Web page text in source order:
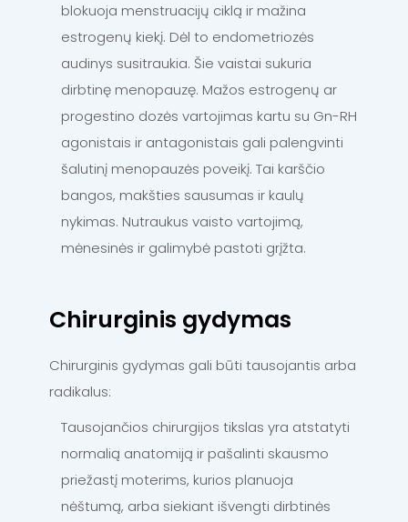
blokuoja menstruacijų ciklą ir mažina
estrogenų kiekį. Dėl to endometriozės
audinys susitraukia. Šie vaistai sukuria
dirbtinę menopauzę. Mažos estrogenų ar
progestino dozės vartojimas kartu su Gn-RH
agonistais ir antagonistais gali palengvinti
šalutinį menopauzės poveikį. Tai karščio
bangos, makšties sausumas ir kaulų
nykimas. Nutraukus vaisto vartojimą,
mėnesinės ir galimybė pastoti grįžta.
Chirurginis gydymas
Chirurginis gydymas gali būti tausojantis arba
radikalus:
Tausojančios chirurgijos tikslas yra atstatyti
normalią anatomiją ir pašalinti skausmo
priežastį moterims, kurios planuoja
nėštumą, arba siekiant išvengti dirbtinės